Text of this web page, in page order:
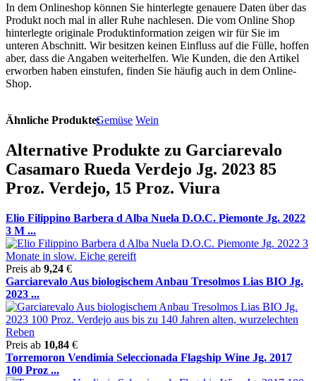
In dem Onlineshop können Sie hinterlegte genauere Daten über das
Produkt noch mal in aller Ruhe nachlesen. Die vom Online Shop
hinterlegte originale Produktinformation zeigen wir für Sie im
unteren Abschnitt. Wir besitzen keinen Einfluss auf die Fülle, hoffen
aber, dass die Angaben weiterhelfen. Wie Kunden, die den Artikel
erworben haben einstufen, finden Sie häufig auch in dem Online-
Shop.
Ähnliche Produkte:Gemüse Wein
Alternative Produkte zu Garciarevalo
Casamaro Rueda Verdejo Jg. 2023 85
Proz. Verdejo, 15 Proz. Viura
Elio Filippino Barbera d Alba Nuela D.O.C. Piemonte Jg. 2022
3 M ...
Preis ab 9,24 €
Garciarevalo Aus biologischem Anbau Tresolmos Lias BIO Jg.
2023 ...
Preis ab 10,84 €
Torremoron Vendimia Seleccionada Flagship Wine Jg. 2017
100 Proz ...